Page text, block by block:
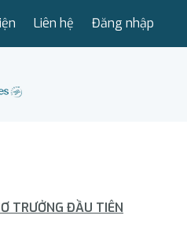
Liên hệ Đăng nhập
TRƯỞNG ĐẦU TIÊN